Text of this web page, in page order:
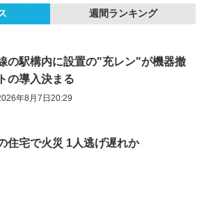
週間ランキング
の駅構内に設置の"充レン"が機器撤
の導入決まる
年8月7日20:29
住宅で火災 1人逃げ遅れか